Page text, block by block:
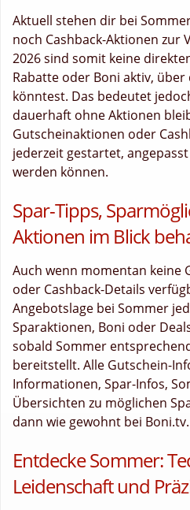
Aktuell stehen dir bei
noch Cashback-Aktionen zur
2026 sind somit keine
Rabatte oder Boni aktiv,
könntest. Das bedeutet
dauerhaft ohne Aktionen
Gutscheinaktionen oder
jederzeit gestartet,
werden können.
Spar-Tipps,
Aktionen im Blick
Auch wenn momentan keine
oder Cashback-Details
Angebotslage bei Sommer
Sparaktionen, Boni oder
sobald Sommer
bereitstellt. Alle Gutschein-
Informationen, Spar-Infos,
Übersichten zu möglichen
dann wie gewohnt bei Boni.tv.
Entdecke Sommer:
Leidenschaft und